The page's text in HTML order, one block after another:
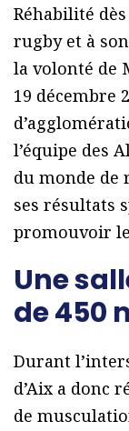
Réhabilité
rugby et à
la volonté de
19 décembre
l’équipe des
du monde de
ses résultats
promouvoir
Une
de 450
Durant
d’Aix a donc
de